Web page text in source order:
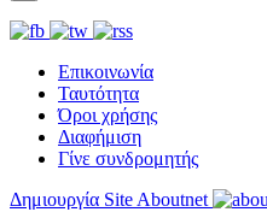
Επικοινωνία
Ταυτότητα
Όροι χρήσης
Διαφήμιση
Γίνε συνδρομητής
Δημιουργία Site Aboutnet